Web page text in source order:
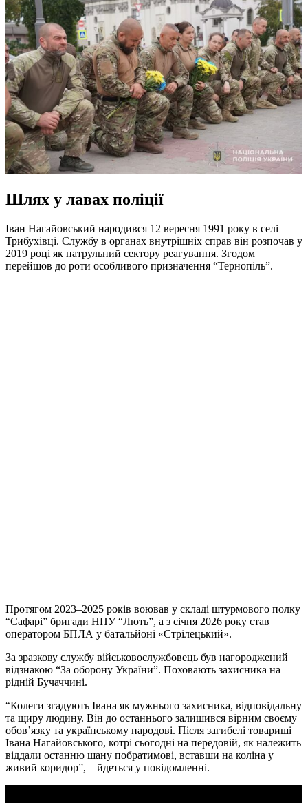
Шлях у лавах поліції
Іван Нагайовський народився 12 вересня 1991 року в селі
Трибухівці. Службу в органах внутрішніх справ він розпочав у
2019 році як патрульний сектору реагування. Згодом
перейшов до роти особливого призначення “Тернопіль”.
Протягом 2023–2025 років воював у складі штурмового полку
“Сафарі” бригади НПУ “Лють”, а з січня 2026 року став
оператором БПЛА у батальйоні «Стрілецький».
За зразкову службу військовослужбовець був нагороджений
відзнакою “За оборону України”. Поховають захисника на
рідній Бучаччині.
“Колеги згадують Івана як мужнього захисника, відповідальну
та щиру людину. Він до останнього залишився вірним своєму
обов’язку та українському народові. Після загибелі товариші
Івана Нагайовського, котрі сьогодні на передовій, як належить
віддали останню шану побратимові, вставши на коліна у
живий коридор”, – йдеться у повідомленні.